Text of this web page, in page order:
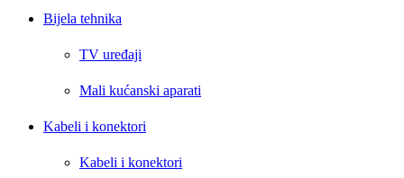
Bijela tehnika
TV uređaji
Mali kućanski aparati
Kabeli i konektori
Kabeli i konektori